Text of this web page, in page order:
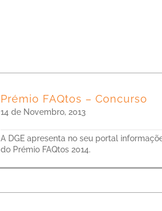
Prémio FAQtos – Concurso
14 de Novembro, 2013
A DGE apresenta no seu portal
do Prémio FAQtos 2014.